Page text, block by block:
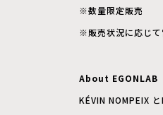
※数量限定販売
※販売状況に応じて
About EGONLAB
KÉVIN NOMPEIX